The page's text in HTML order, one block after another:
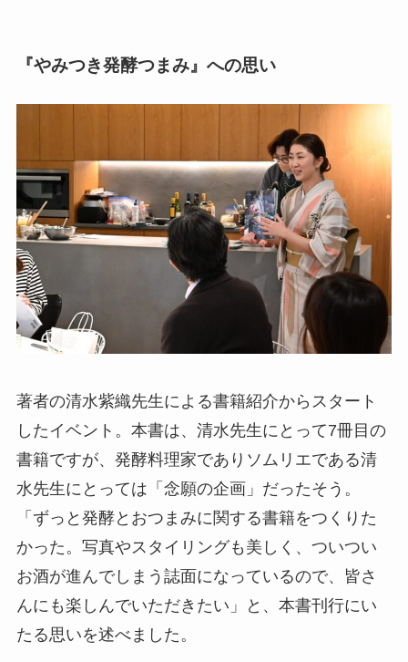
『やみつき発酵つまみ』への思い
著者の清水紫織先生による書籍紹介からスタート
したイベント。本書は、清水先生にとって7冊目の
書籍ですが、発酵料理家でありソムリエである清
水先生にとっては「念願の企画」だったそう。
「ずっと発酵とおつまみに関する書籍をつくりた
かった。写真やスタイリングも美しく、ついつい
お酒が進んでしまう誌面になっているので、皆さ
んにも楽しんでいただきたい」と、本書刊行にい
たる思いを述べました。